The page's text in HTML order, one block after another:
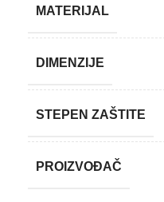
MATERIJAL
DIMENZIJE
STEPEN ZAŠTITE
PROIZVOĐAČ